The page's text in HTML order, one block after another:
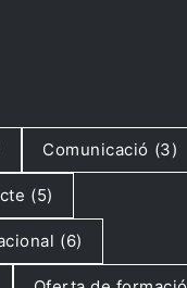
Comunicació (3)
(5)
(6)